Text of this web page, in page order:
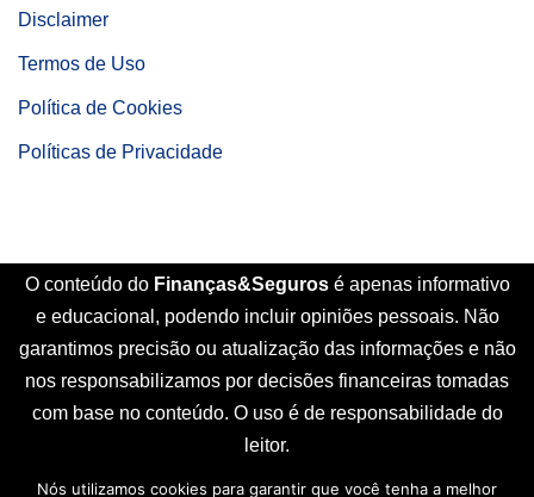
Disclaimer
Termos de Uso
Política de Cookies
Políticas de Privacidade
O conteúdo do Finanças&Seguros é apenas informativo
e educacional, podendo incluir opiniões pessoais. Não
garantimos precisão ou atualização das informações e não
nos responsabilizamos por decisões financeiras tomadas
com base no conteúdo. O uso é de responsabilidade do
leitor.
Início Sobre Nós Contato Disclaimer
Nós utilizamos cookies para garantir que você tenha a melhor